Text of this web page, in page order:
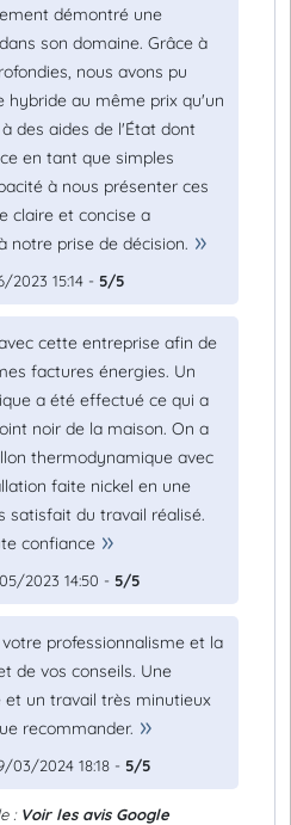
démontré une
son domaine. Grâce à
nous avons pu
hybride au même prix qu'un
des aides de l'État dont
en tant que simples
à nous présenter ces
claire et concise a
notre prise de décision.
2023 15:14 - 5/5
cette entreprise afin de
factures énergies. Un
a été effectué ce qui a
noir de la maison. On a
thermodynamique avec
faite nickel en une
satisfait du travail réalisé.
confiance
2023 14:50 - 5/5
professionnalisme et la
de vos conseils. Une
un travail très minutieux
recommander.
03/2024 18:18 - 5/5
: Voir les avis Google